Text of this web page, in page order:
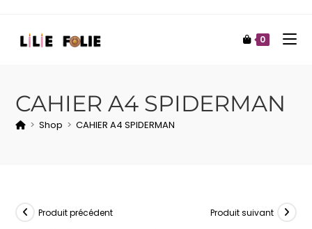
0
CAHIER A4 SPIDERMAN
> Shop > CAHIER A4 SPIDERMAN
Produit précédent Produit suivant